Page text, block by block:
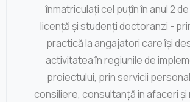
înmatriculați cel puțîn în anul 2
licență și studenți doctoranzi -
practică la angajatori care își
activitatea în regiunile de
proiectului, prin servicii
consiliere, consultanță in afaceri și